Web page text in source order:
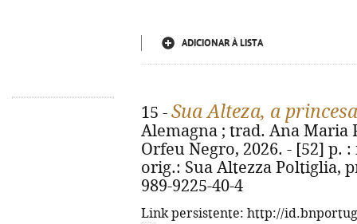
ADICIONAR À LISTA
15 - Sua Alteza, a
Alemagna ; trad. Ana Maria
Orfeu Negro, 2026. - [52] p.
orig.: Sua Altezza Poltiglia,
989-9225-40-4
Link persistente: http://